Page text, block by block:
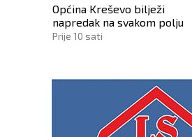
Općina Kreševo bilježi
napredak na svakom polju
Prije 10 sati